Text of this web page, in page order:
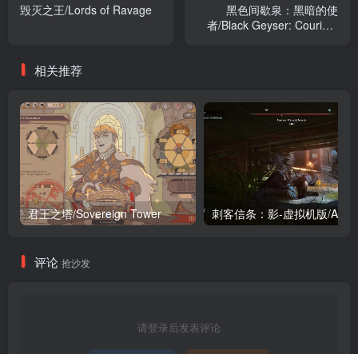
毁灭之王/Lords of Ravage
黑色间歇泉：黑暗的使
者/Black Geyser: Couriers
相关推荐
君王之塔/Sovereign Tower
评论 抢沙发
请登录后发表评论